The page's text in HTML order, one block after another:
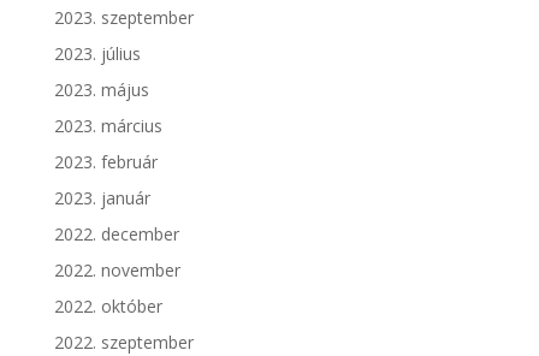
2023. szeptember
2023. július
2023. május
2023. március
2023. február
2023. január
2022. december
2022. november
2022. október
2022. szeptember